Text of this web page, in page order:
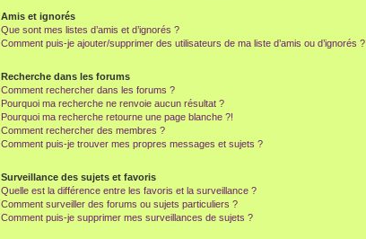
Amis et ignorés
Que sont mes listes d’amis et d’ignorés ?
Comment puis-je ajouter/supprimer des utilisateurs de ma liste d’amis ou d’ignorés ?
Recherche dans les forums
Comment rechercher dans les forums ?
Pourquoi ma recherche ne renvoie aucun résultat ?
Pourquoi ma recherche retourne une page blanche ?!
Comment rechercher des membres ?
Comment puis-je trouver mes propres messages et sujets ?
Surveillance des sujets et favoris
Quelle est la différence entre les favoris et la surveillance ?
Comment surveiller des forums ou sujets particuliers ?
Comment puis-je supprimer mes surveillances de sujets ?